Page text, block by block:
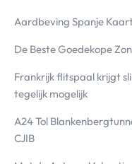
Aardbeving Spanje
De Beste Goedekope
Frankrijk flitspaal krijgt
tegelijk mogelijk
A24 Tol
CJIB